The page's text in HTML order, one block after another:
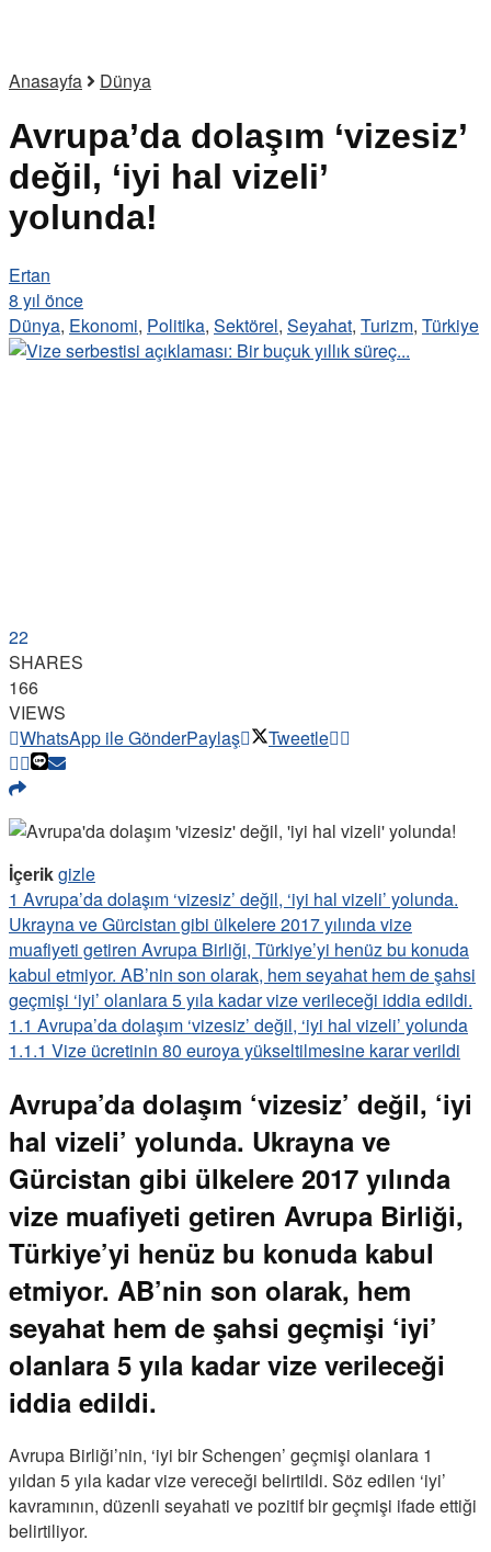
Anasayfa Dünya
Avrupa’da dolaşım ‘vizesiz’
değil, ‘iyi hal vizeli’
yolunda!
Ertan
8 yıl önce
Dünya, Ekonomi, Politika, Sektörel, Seyahat, Turizm, Türkiye
22
SHARES
166
VIEWS
WhatsApp ile GönderPaylaş Tweetle
İçerikgizle
1 Avrupa’da dolaşım ‘vizesiz’ değil, ‘iyi hal vizeli’ yolunda.
Ukrayna ve Gürcistan gibi ülkelere 2017 yılında vize
muafiyeti getiren Avrupa Birliği, Türkiye’yi henüz bu konuda
kabul etmiyor. AB’nin son olarak, hem seyahat hem de şahsi
geçmişi ‘iyi’ olanlara 5 yıla kadar vize verileceği iddia edildi.
1.1 Avrupa’da dolaşım ‘vizesiz’ değil, ‘iyi hal vizeli’ yolunda
1.1.1 Vize ücretinin 80 euroya yükseltilmesine karar verildi
Avrupa’da dolaşım ‘vizesiz’ değil, ‘iyi
hal vizeli’ yolunda. Ukrayna ve
Gürcistan gibi ülkelere 2017 yılında
vize muafiyeti getiren Avrupa Birliği,
Türkiye’yi henüz bu konuda kabul
etmiyor. AB’nin son olarak, hem
seyahat hem de şahsi geçmişi ‘iyi’
olanlara 5 yıla kadar vize verileceği
iddia edildi.
Avrupa Birliği’nin, ‘iyi bir Schengen’ geçmişi olanlara 1
yıldan 5 yıla kadar vize vereceği belirtildi. Söz edilen ‘iyi’
kavramının, düzenli seyahati ve pozitif bir geçmişi ifade ettiği
belirtiliyor.